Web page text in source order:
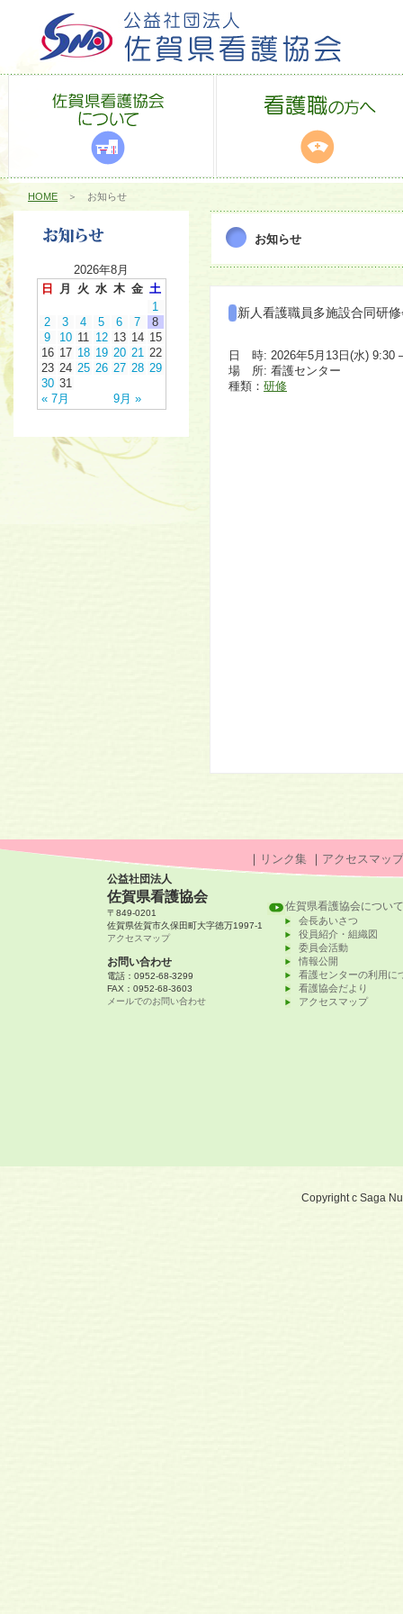
HOME ＞ お知らせ
2026年8月
日
月 火 水 木 金 土
« 7月 9月 »
1
2
3 4 5 6 7
8
9
10 11 12 13 14 15
16 17 18 19 20 21 22
23 24 25 26 27 28 29
30 31
お知らせ
新人看護職員多施設合同研
日 時: 2026年5月13日(水) 9:30
場 所: 看護センター
種類： 研修
｜ リンク集 ｜ アクセスマップ
公益社団法人
佐賀県看護協会
〒849-0201
佐賀県佐賀市久保田町大字徳万1997-1
アクセスマップ
お問い合わせ
電話：0952-68-3299
FAX：0952-68-3603
メールでのお問い合わせ
佐賀県看護協会について
会長あいさつ
役員紹介・組織図
委員会活動
情報公開
看護センターの利用に
看護協会だより
アクセスマップ
Copyright c Saga